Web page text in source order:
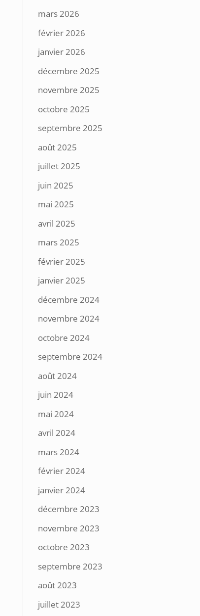
mars 2026
février 2026
janvier 2026
décembre 2025
novembre 2025
octobre 2025
septembre 2025
août 2025
juillet 2025
juin 2025
mai 2025
avril 2025
mars 2025
février 2025
janvier 2025
décembre 2024
novembre 2024
octobre 2024
septembre 2024
août 2024
juin 2024
mai 2024
avril 2024
mars 2024
février 2024
janvier 2024
décembre 2023
novembre 2023
octobre 2023
septembre 2023
août 2023
juillet 2023